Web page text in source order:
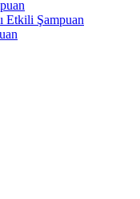
Etkili Şampuan